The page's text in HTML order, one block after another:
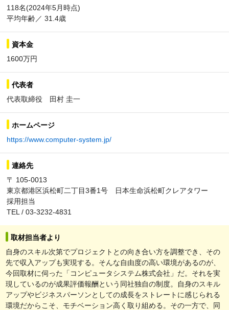
118名(2024年5月時点)
平均年齢／ 31.4歳
資本金
1600万円
代表者
代表取締役 田村 圭一
ホームページ
https://www.computer-system.jp/
連絡先
〒 105-0013
東京都港区浜松町二丁目3番1号 日本生命浜松町クレアタワー
採用担当
TEL / 03-3232-4831
取材担当者より
自身のスキル次第でプロジェクトとの向き合い方を調整でき、その
先で収入アップも実現する。そんな自由度の高い環境があるのが、
今回取材に伺った「コンピュータシステム株式会社」だ。それを実
現しているのが成果評価報酬という同社独自の制度。自身のスキル
アップやビジネスパーソンとしての成長をストレートに感じられる
環境だからこそ、モチベーション高く取り組める。その一方で、同